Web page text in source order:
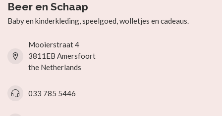
Beer en Schaap
Baby en kinderkleding, speelgoed, wolletjes en cadeaus.
Mooierstraat 4
3811EB Amersfoort
the Netherlands
033 785 5446